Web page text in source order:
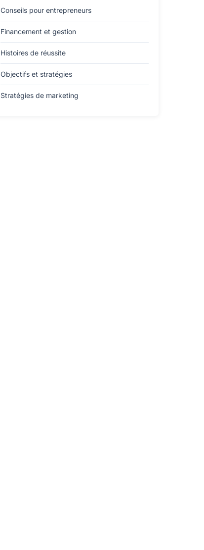
Conseils pour entrepreneurs
Financement et gestion
Histoires de réussite
Objectifs et stratégies
Stratégies de marketing